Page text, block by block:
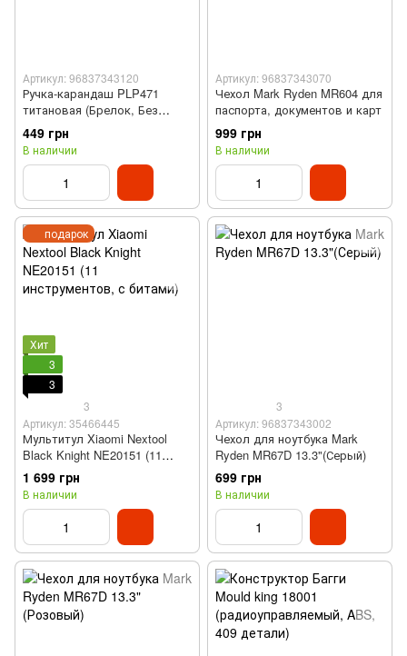
Артикул: 96837343120
Ручка-карандаш PLP471
титановая (Брелок, Без
чернил, 45 мм)
449 грн
В наличии
Артикул: 96837343070
Чехол Mark Ryden MR604 для
паспорта, документов и карт
999 грн
В наличии
подарок
Хит
3
3
3
Артикул: 35466445
Мультитул Xiaomi Nextool
Black Knight NE20151 (11
инструментов, с битами)
1 699 грн
В наличии
3
Артикул: 96837343002
Чехол для ноутбука Mark
Ryden MR67D 13.3"(Серый)
699 грн
В наличии